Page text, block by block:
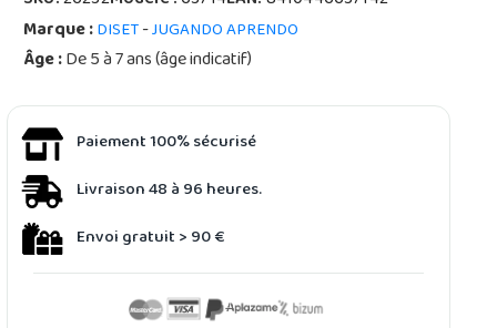
Marque :DISET-JUGANDO APRENDO
Âge :De 5 à 7 ans (âge indicatif)
Paiement 100% sécurisé
Livraison 48 à 96 heures.
Envoi gratuit > 90 €